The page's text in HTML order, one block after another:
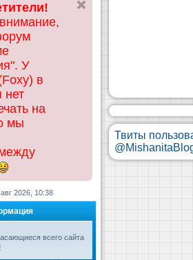
ск
У
в
нет
на
мы
2026, 10:38
всего сайта
Твиты